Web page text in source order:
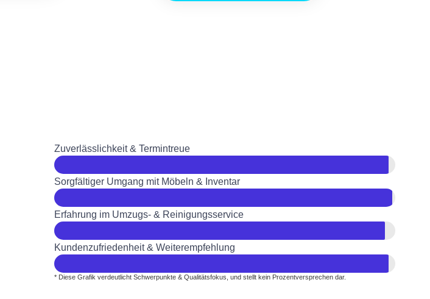
Zuverlässlichkeit & Termintreue
Sorgfältiger Umgang mit Möbeln & Inventar
Erfahrung im Umzugs- & Reinigungsservice
Kundenzufriedenheit & Weiterempfehlung
* Diese Grafik verdeutlicht Schwerpunkte & Qualitätsfokus, und stellt kein Prozentversprechen dar.